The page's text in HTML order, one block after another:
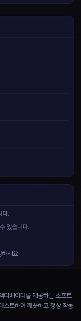
다.
있습니다.
세요.
베이터를 제공하는 소프트
스트하여 깨끗하고 정상 작동